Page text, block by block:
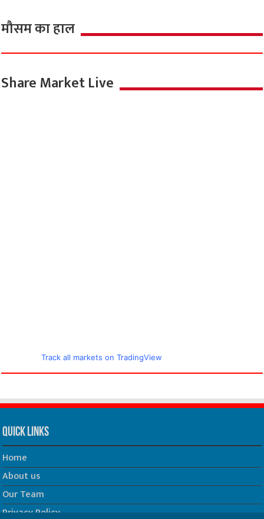
मौसम का हाल
Share Market Live
Track all markets on TradingView
Quick Links
Home
About us
Our Team
Privacy Policy